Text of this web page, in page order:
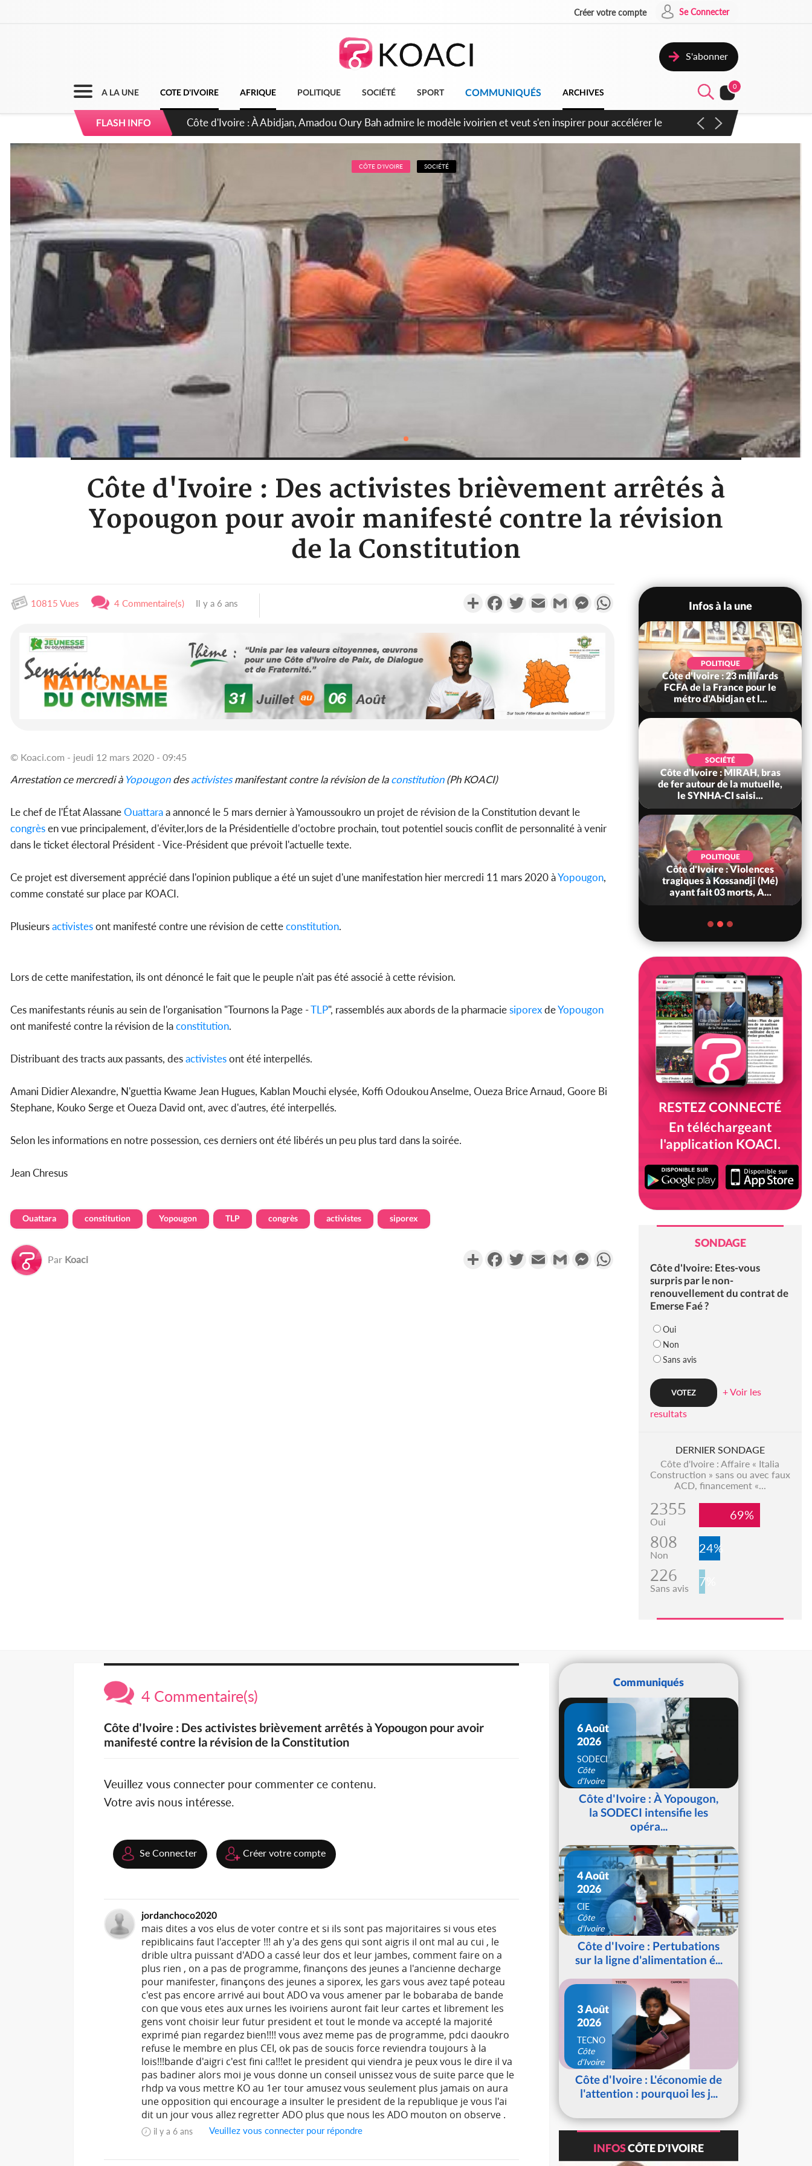
Créer votre compte Se Connecter
S'abonner
A LA UNE COTE D'IVOIRE AFRIQUE POLITIQUE SOCIÉTÉ SPORT COMMUNIQUÉS ARCHIVES
0
FLASH INFO
Côte d'Ivoire : 23 milliards FCFA de la France pour le métro d'Abidjan et les Agoras : un nouveau coup
d'accélérateur aux projets structurants
CÔTE D'IVOIRE SOCIÉTÉ
Côte d'Ivoire : Des activistes brièvement arrêtés à
Yopougon pour avoir manifesté contre la révision
de la Constitution
10815 Vues 4 Commentaire(s) Il y a 6 ans PartagerFacebookTwitterEmail Gmail MessengerWhatsApp
© Koaci.com - jeudi 12 mars 2020 - 09:45
Arrestation ce mercredi à Yopougondesactivistesmanifestant contre la révision de laconstitution(Ph KOACI)
Le chef de l'État AlassaneOuattaraa annoncé le 5 mars dernier à Yamoussoukro un projet de révision de la Constitution devant le
congrèsen vue principalement, d'éviter,lors de la Présidentielle d'octobre prochain, tout potentiel soucis conflit de personnalité à venir
dans le ticket électoral Président - Vice-Président que prévoit l'actuelle texte.
Ce projet est diversement apprécié dans l'opinion publique a été un sujet d'une manifestation hier mercredi 11 mars 2020 àYopougon,
comme constaté sur place par KOACI.
Plusieursactivistesont manifesté contre une révision de cetteconstitution.
Lors de cette manifestation, ils ont dénoncé le fait que le peuple n'ait pas été associé à cette révision.
Ces manifestants réunis au sein de l'organisation "Tournons la Page -TLP", rassemblés aux abords de la pharmaciesiporexdeYopougon
ont manifesté contre la révision de laconstitution.
Distribuant des tracts aux passants, desactivistesont été interpellés.
Amani Didier Alexandre, N'guettia Kwame Jean Hugues, Kablan Mouchi elysée, Koffi Odoukou Anselme, Oueza Brice Arnaud, Goore Bi
Stephane, Kouko Serge et Oueza David ont, avec d'autres, été interpellés.
Selon les informations en notre possession, ces derniers ont été libérés un peu plus tard dans la soirée.
Jean Chresus
Ouattara constitution Yopougon TLP congrès activistes siporex
Par Koaci PartagerFacebookTwitterEmail Gmail Messenger
Infos à la une
POLITIQUE
Côte d'Ivoire : Décrispation ?
Mamadou Traoré ex
conseiller de Soro a recou...
des 100 000 tonnes de cacao,
Amadou Oury Bah admire le
POLITIQUE
Côte d'Ivoire : 23 milliards
FCFA de la France pour le
métro d'Abidjan et l...
SOCIÉTÉ
Côte d'Ivoire : MIRAH, bras
de fer autour de la mutuelle,
le SYNHA-CI saisi...
POLITIQUE
Côte d'Ivoire : Violences
tragiques à Kossandji (Mé)
ayant fait 03 morts, A...
RESTEZ CONNECTÉ
En téléchargeant
l'application KOACI.
SONDAGE
Côte d'Ivoire: Etes-vous
surpris par le non-
renouvellement du contrat de
Emerse Faé ?
Oui
Non
Sans avis
+ Voir les
resultats
DERNIER SONDAGE
Côte d'Ivoire : Affaire « Italia
Construction » sans ou avec faux
ACD, financement «...
2355
Oui 69%
808
Non 24%
226
Sans avis 7%
4 Commentaire(s)
Côte d'Ivoire : Des activistes brièvement arrêtés à Yopougon pour avoir
manifesté contre la révision de la Constitution
Veuillez vous connecter pour commenter ce contenu.
Votre avis nous intéresse.
Se Connecter Créer votre compte
jordanchoco2020
mais dites a vos elus de voter contre et si ils sont pas majoritaires si vous etes
repiblicains faut l'accepter !!! ah y'a des gens qui sont aigris il ont mal au cui , le
drible ultra puissant d'ADO a cassé leur dos et leur jambes, comment faire on a
plus rien , on a pas de programme, finançons des jeunes a l'ancienne decharge
pour manifester, finançons des jeunes a siporex, les gars vous avez tapé poteau
c'est pas encore arrivé aui bout ADO va vous amener par le bobaraba de bande
con que vous etes aux urnes les ivoiriens auront fait leur cartes et librement les
gens vont choisir leur futur president et tout le monde va accepté la majorité
exprimé pian regardez bien!!!! vous avez meme pas de programme, pdci daoukro
refuse le membre en plus CEI, ok pas de soucis force reviendra toujours à la
lois!!!bande d'aigri c'est fini ca!!!et le president qui viendra je peux vous le dire il va
pas badiner alors moi je vous donne un conseil unissez vous de suite parce que le
rhdp va vous mettre KO au 1er tour amusez vous seulement plus jamais on aura
une opposition qui encourage a insulter le president de la republique je vous l'ai
dit un jour vous allez regretter ADO plus que nous les ADO mouton on observe .
il y a 6 ans Veuillez vous connecter pour répondre
Communiqués
6 Août
2026
SODECI
Côte
d'Ivoire
Côte d'Ivoire : À Yopougon,
la SODECI intensifie les
opéra...
4 Août
2026
CIE
Côte
d'Ivoire
Côte d'Ivoire : Pertubations
sur la ligne d'alimentation é...
3 Août
2026
TECNO
Côte
d'Ivoire
Côte d'Ivoire : L'économie de
l'attention : pourquoi les j...
INFOSCÔTE D'IVOIRE